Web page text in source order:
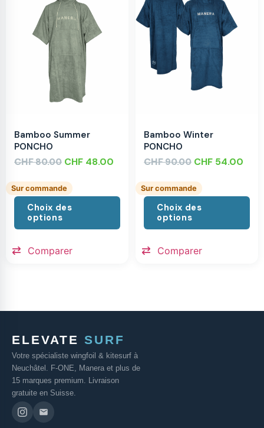
Bamboo Summer
PONCHO
CHF80.00 CHF 48.00
Sur commande
Choix des
options
Comparer
Bamboo Winter
PONCHO
CHF90.00 CHF 54.00
Sur commande
Choix des
options
Comparer
ELEVATE SURF
Votre spécialiste wingfoil & kitesurf à
Neuchâtel. F-ONE, Manera et plus de
15 marques premium. Livraison
gratuite en Suisse.